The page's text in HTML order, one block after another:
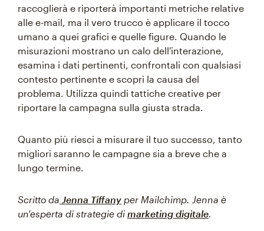
raccoglierà e riporterà importanti metriche relative
alle e-mail, ma il vero trucco è applicare il tocco
umano a quei grafici e quelle figure. Quando le
misurazioni mostrano un calo dell'interazione,
esamina i dati pertinenti, confrontali con qualsiasi
contesto pertinente e scopri la causa del
problema. Utilizza quindi tattiche creative per
riportare la campagna sulla giusta strada.
Quanto più riesci a misurare il tuo successo, tanto
migliori saranno le campagne sia a breve che a
lungo termine.
Scritto da Jenna Tiffany per Mailchimp. Jenna è
un'esperta di strategie di marketing digitale.